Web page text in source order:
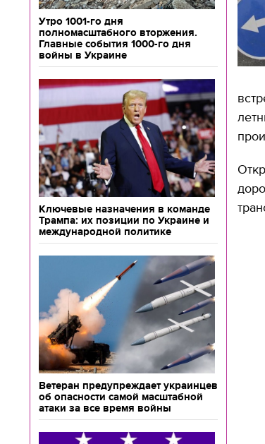
Утро 1001-го дня
полномасштабного вторжения.
Главные события 1000-го дня
войны в Украине
Ключевые назначения в команде
Трампа: их позиции по Украине и
международной политике
Ветеран предупреждает украинцев
об опасности самой масштабной
атаки за все время войны